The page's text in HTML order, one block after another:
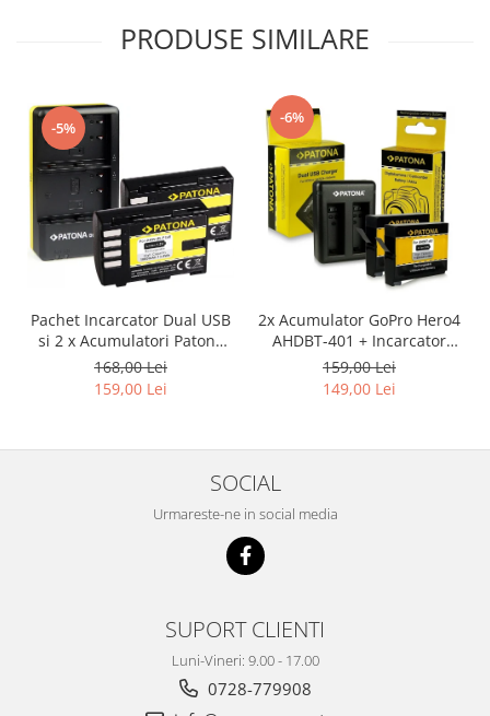
PRODUSE SIMILARE
-5%
Pachet Incarcator Dual USB
si 2 x Acumulatori Patona
DMW-BLF19E pentru
Panasonic Lumix DC-GH5
168,00 Lei
159,00 Lei
-6%
2x Acumulator GoPro Hero4
AHDBT-401 + Incarcator
Dual AHBBP-401
159,00 Lei
149,00 Lei
SOCIAL
Urmareste-ne in social media
SUPORT CLIENTI
Luni-Vineri: 9.00 - 17.00
0728-779908